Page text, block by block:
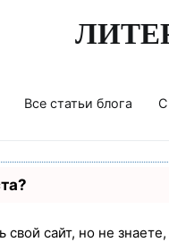
Все статьи блога С
свой сайт, но не